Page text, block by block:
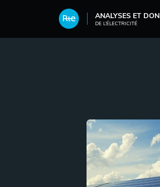
ANALYSES ET
DE L’ÉLECTRICITÉ